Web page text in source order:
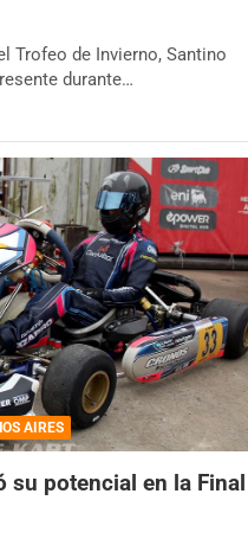
Trofeo de Invierno, Santino
durante…
AIRES
su potencial en la Final